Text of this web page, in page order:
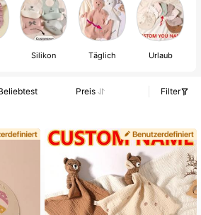
Baby Name
Silikon Täglich Urlaub
Preis
Filter